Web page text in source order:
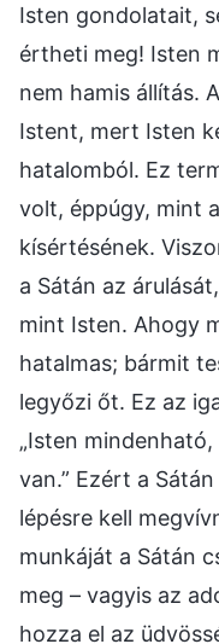
Isten gondolatait,
értheti meg! Isten
nem hamis állítás.
Istent, mert Isten
hatalomból. Ez
volt, éppúgy, mint
kísértésének.
a Sátán az
mint Isten. Ahogy
hatalmas; bármit
legyőzi őt. Ez az
„Isten
van.” Ezért a
lépésre kell
munkáját a Sátán
meg – vagyis az
hozza el az